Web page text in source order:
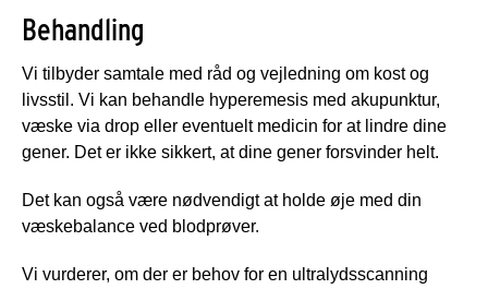
Behandling
Vi tilbyder samtale med råd og vejledning om kost og
livsstil. Vi kan behandle hyperemesis med akupunktur,
væske via drop eller eventuelt medicin for at lindre dine
gener. Det er ikke sikkert, at dine gener forsvinder helt.
Det kan også være nødvendigt at holde øje med din
væskebalance ved blodprøver.
Vi vurderer, om der er behov for en ultralydsscanning